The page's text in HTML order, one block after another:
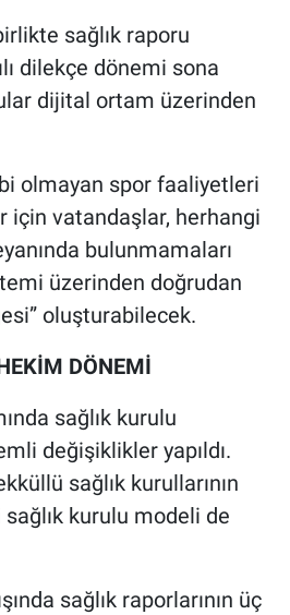
sağlık raporu
dilekçe dönemi sona
dijital ortam üzerinden
olmayan spor faaliyetleri
için vatandaşlar, herhangi
bulunmamaları
üzerinden doğrudan
oluşturabilecek.
DÖNEMİ
sağlık kurulu
değişiklikler yapıldı.
sağlık kurullarının
sağlık kurulu modeli de
sağlık raporlarının üç